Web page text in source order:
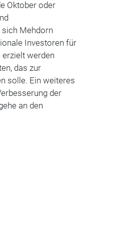
Oktober oder
Mehdorn
Investoren für
erzielt werden
das zur
solle. Ein weiteres
der
an den